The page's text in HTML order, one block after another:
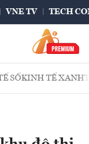
VNE TV TECH
SỐKINH TẾ XANH